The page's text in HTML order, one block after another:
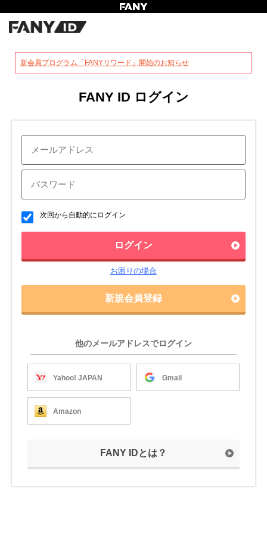
新会員プログラム「FANYリワード」開始のお知らせ
FANY ID ログイン
次回から自動的にログイン
ログイン
お困りの場合
新規会員登録
他のメールアドレスでログイン
Yahoo! JAPAN Gmail
Amazon
FANY IDとは？